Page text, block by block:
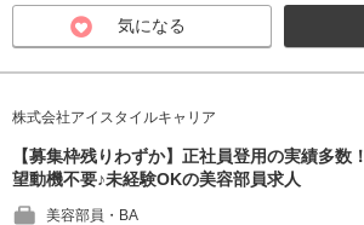
気になる
株式会社アイスタイルキャリア
【募集枠残りわずか】正社員登用の実績多数
望動機不要♪未経験OKの美容部員求人
美容部員・BA